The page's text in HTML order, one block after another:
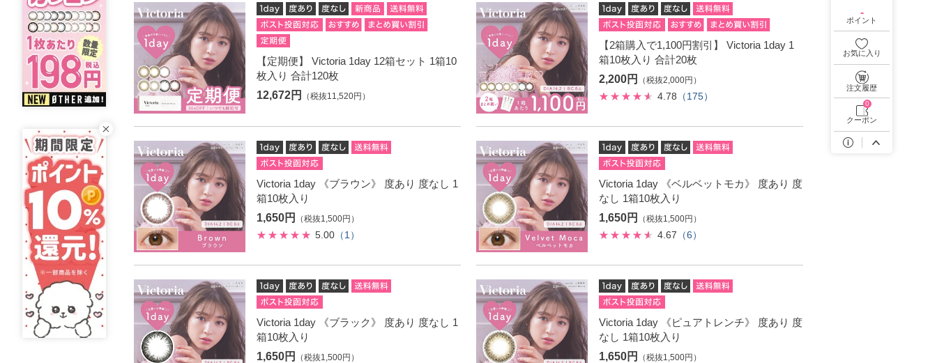
【定期便】 Victoria 1day 12箱セット 1箱10
枚入り 合計120枚
12,672円
（税抜11,520円）
【2箱購入で1,100円割引】 Victoria 1day 1
箱10枚入り 合計20枚
2,200円
（税抜2,000円）
4.78 （175）
Victoria 1day 《ブラウン》 度あり 度なし 1
箱10枚入り
1,650円
（税抜1,500円）
5.00 （1）
Victoria 1day 《ベルベットモカ》 度あり 度
なし 1箱10枚入り
1,650円
（税抜1,500円）
4.67 （6）
Victoria 1day 《ブラック》 度あり 度なし 1
箱10枚入り
1,650円
（税抜1,500円）
Victoria 1day 《ピュアトレンチ》 度あり 度
なし 1箱10枚入り
1,650円
（税抜1,500円）
-
ポイント
お気に入り
注文履歴
0
クーポン
カラコン・サークルレンズ 1day 商品一覧を見る
乱視用カラコン 1day商品一覧を見る
遠近両用カラコン 1day商品一覧を見る
カラコン・サークルレンズ 2week商品一覧を見る
クリアコンタクトレンズ 1day 商品一覧を見るクリアコンタクトレンズ 2week 商品一覧を見る
新商品
乱視用カラコン 1month商品一覧を見る